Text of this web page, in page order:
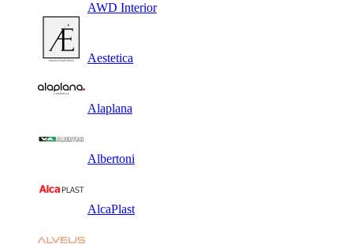
AWD Interior
Aestetica
Alaplana
Albertoni
AlcaPlast